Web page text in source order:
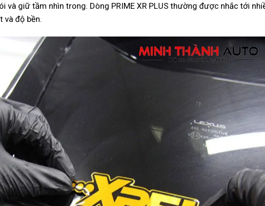
và giữ tầm nhìn trong. Dòng PRIME XR PLUS thường được nhắc tới
và độ bền.